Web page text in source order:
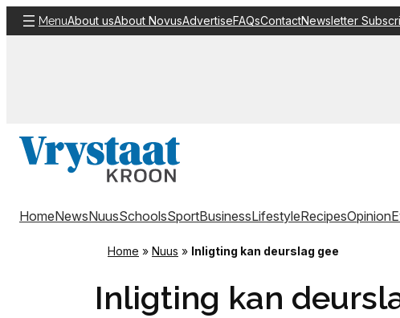
Skip
to
MenuAbout usAbout NovusAdvertiseFAQsContactNewsletter
HomeNewsNuusSchoolsSportBusinessLifestyleRecipesOpinion
Home » Nuus » Inligting kan deurslag gee
Inligting kan